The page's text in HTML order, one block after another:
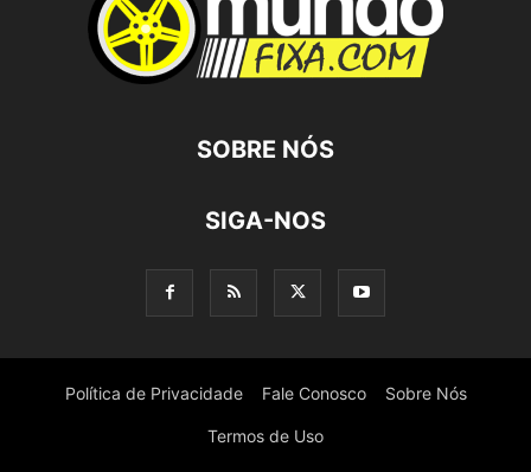
SOBRE NÓS
SIGA-NOS
Política de Privacidade Fale Conosco Sobre Nós
Termos de Uso